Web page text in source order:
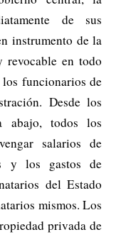
de sus
instrumento de la
revocable en todo
funcionarios de
Desde los
abajo, todos los
salarios de
y los gastos de
del Estado
mismos. Los
privada de